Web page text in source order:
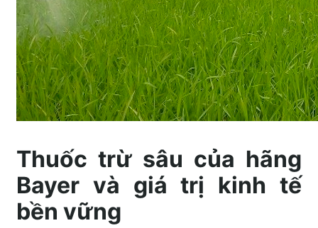
Thuốc trừ sâu của hãng
Bayer và giá trị kinh tế
bền vững